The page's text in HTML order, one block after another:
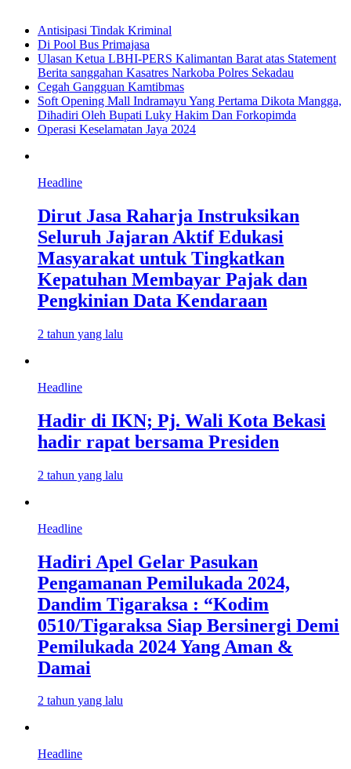
Antisipasi Tindak Kriminal
Di Pool Bus Primajasa
Ulasan Ketua LBHI-PERS Kalimantan Barat atas Statement
Berita sanggahan Kasatres Narkoba Polres Sekadau
Cegah Gangguan Kamtibmas
Soft Opening Mall Indramayu Yang Pertama Dikota Mangga,
Dihadiri Oleh Bupati Luky Hakim Dan Forkopimda
Operasi Keselamatan Jaya 2024
Headline
Dirut Jasa Raharja Instruksikan
Seluruh Jajaran Aktif Edukasi
Masyarakat untuk Tingkatkan
Kepatuhan Membayar Pajak dan
Pengkinian Data Kendaraan
2 tahun yang lalu
Headline
Hadir di IKN; Pj. Wali Kota Bekasi
hadir rapat bersama Presiden
2 tahun yang lalu
Headline
Hadiri Apel Gelar Pasukan
Pengamanan Pemilukada 2024,
Dandim Tigaraksa : “Kodim
0510/Tigaraksa Siap Bersinergi Demi
Pemilukada 2024 Yang Aman &
Damai
2 tahun yang lalu
Headline